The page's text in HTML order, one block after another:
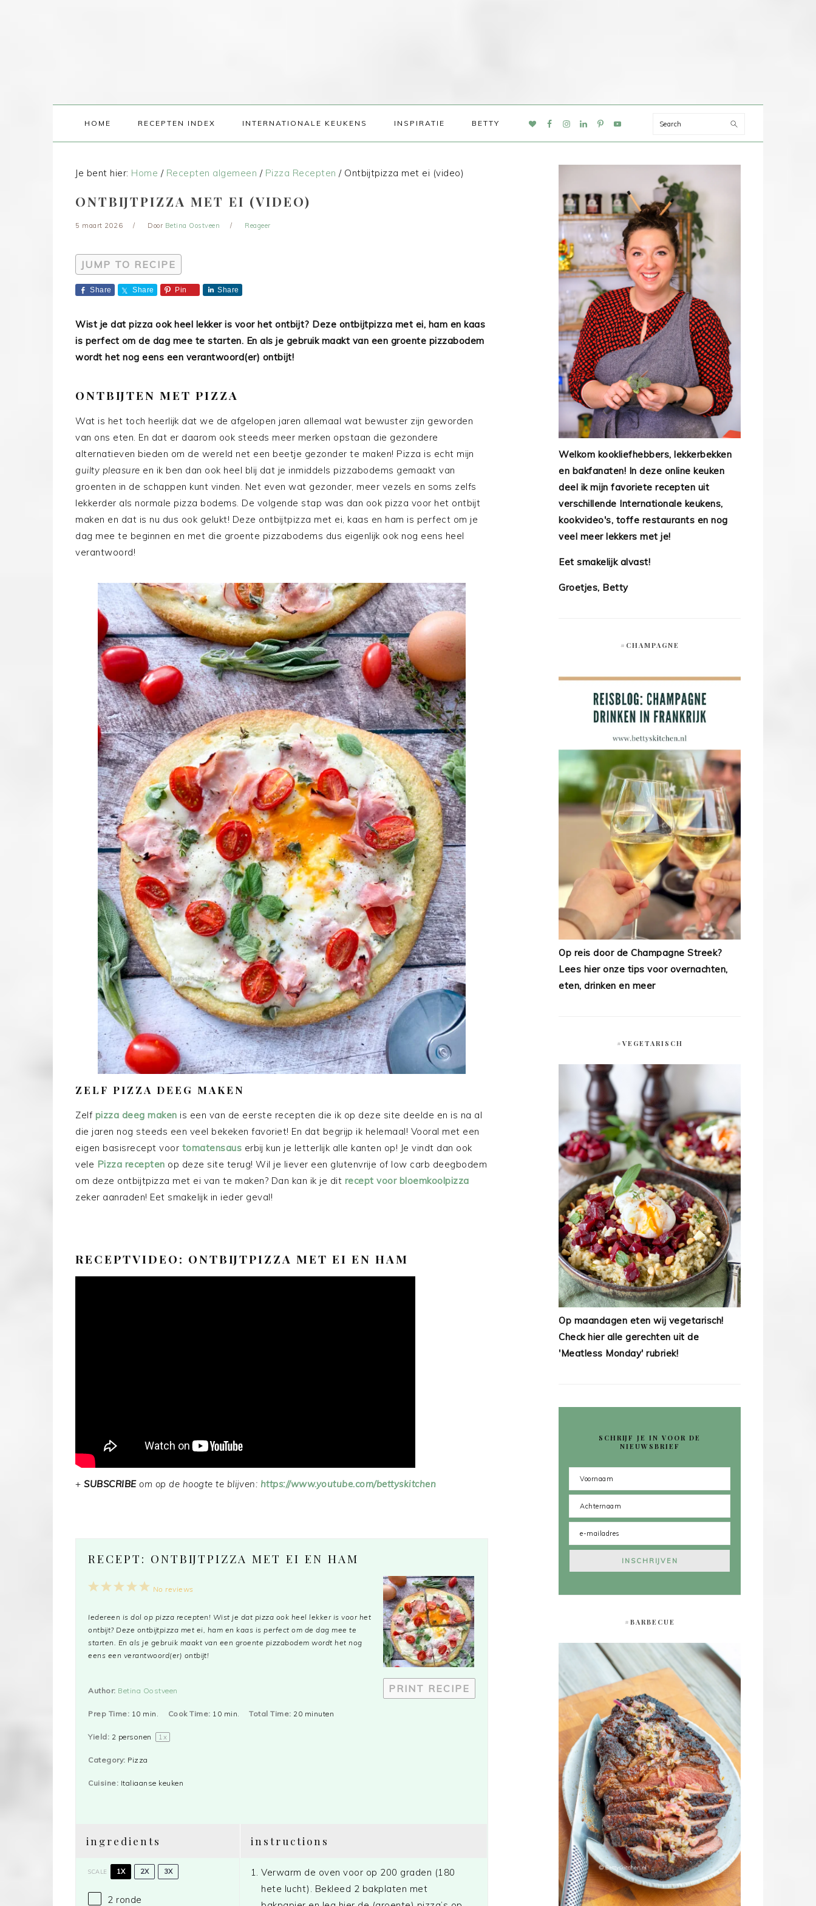
HOME RECEPTEN INDEX INTERNATIONALE KEUKENS INSPIRATIE BETTY
NAV
Search
Je bent hier: Home / Recepten algemeen / Pizza Recepten /Ontbijtpizza met ei (video)
ONTBIJTPIZZA MET EI (VIDEO)
5 maart 2026 Door Betina Oostveen Reageer
JUMP TO RECIPE
Share Share Pin Share
Wist je dat pizza ook heel lekker is voor het ontbijt? Deze ontbijtpizza met ei, ham en kaas
is perfect om de dag mee te starten. En als je gebruik maakt van een groente pizzabodem
wordt het nog eens een verantwoord(er) ontbijt!
ONTBIJTEN MET PIZZA
Wat is het toch heerlijk dat we de afgelopen jaren allemaal wat bewuster zijn geworden
van ons eten. En dat er daarom ook steeds meer merken opstaan die gezondere
alternatieven bieden om de wereld net een beetje gezonder te maken! Pizza is echt mijn
guilty pleasure en ik ben dan ook heel blij dat je inmiddels pizzabodems gemaakt van
groenten in de schappen kunt vinden. Net even wat gezonder, meer vezels en soms zelfs
lekkerder als normale pizza bodems. De volgende stap was dan ook pizza voor het ontbijt
maken en dat is nu dus ook gelukt! Deze ontbijtpizza met ei, kaas en ham is perfect om je
dag mee te beginnen en met die groente pizzabodems dus eigenlijk ook nog eens heel
verantwoord!
ZELF PIZZA DEEG MAKEN
Zelf pizza deeg maken is een van de eerste recepten die ik op deze site deelde en is na al
die jaren nog steeds een veel bekeken favoriet! En dat begrijp ik helemaal! Vooral met een
eigen basisrecept voor tomatensaus erbij kun je letterlijk alle kanten op! Je vindt dan ook
vele Pizza recepten op deze site terug! Wil je liever een glutenvrije of low carb deegbodem
om deze ontbijtpizza met ei van te maken? Dan kan ik je dit recept voor bloemkoolpizza
zeker aanraden! Eet smakelijk in ieder geval!
RECEPTVIDEO: ONTBIJTPIZZA MET EI EN HAM
+ SUBSCRIBEom op de hoogte te blijven: https://www.youtube.com/bettyskitchen
RECEPT: ONTBIJTPIZZA MET EI EN HAM
PRINT RECIPE
5
4
3
2
1
No reviews
Iedereen is dol op pizza recepten! Wist je dat pizza ook heel lekker is voor het
ontbijt? Deze ontbijtpizza met ei, ham en kaas is perfect om de dag mee te
starten. En als je gebruik maakt van een groente pizzabodem wordt het nog
eens een verantwoord(er) ontbijt!
Author: Betina Oostveen
Prep Time: 10 min. Cook Time: 10 min. Total Time: 20 minuten
Yield: 2 personen 1x
Category: Pizza
Cuisine: Italiaanse keuken
ingredients
SCALE 1X 2X 3X
2 ronde
instructions
Verwarm de oven voor op 200 graden (180
hete lucht). Bekleed 2 bakplaten met
Welkom kookliefhebbers, lekkerbekken
en bakfanaten! In deze online keuken
deel ik mijn favoriete recepten uit
verschillende Internationale keukens,
kookvideo's, toffe restaurants en nog
veel meer lekkers met je!
Eet smakelijk alvast!
Groetjes, Betty
#CHAMPAGNE
Op reis door de Champagne Streek?
Lees hier onze tips voor overnachten,
eten, drinken en meer
#VEGETARISCH
Op maandagen eten wij vegetarisch!
Check hier alle gerechten uit de
'Meatless Monday' rubriek!
SCHRIJF JE IN VOOR DE
NIEUWSBRIEF
#BARBECUE